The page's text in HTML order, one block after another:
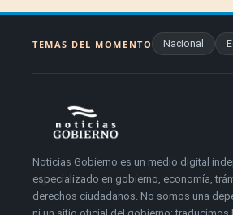
TEMAS DEL MOMENTO Nacional
Noticias Gobierno es un medio digital
especializado en gobierno, economía,
derechos ciudadanos. No somos una